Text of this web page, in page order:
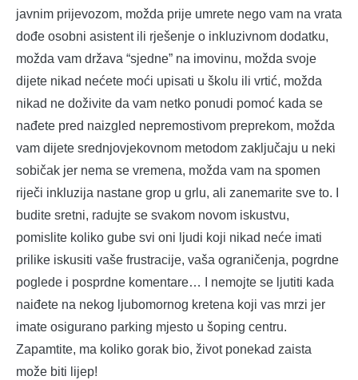
javnim prijevozom, možda prije umrete nego vam na vrata
dođe osobni asistent ili rješenje o inkluzivnom dodatku,
možda vam država “sjedne” na imovinu, možda svoje
dijete nikad nećete moći upisati u školu ili vrtić, možda
nikad ne doživite da vam netko ponudi pomoć kada se
nađete pred naizgled nepremostivom preprekom, možda
vam dijete srednjovjekovnom metodom zaključaju u neki
sobičak jer nema se vremena, možda vam na spomen
riječi inkluzija nastane grop u grlu, ali zanemarite sve to. I
budite sretni, radujte se svakom novom iskustvu,
pomislite koliko gube svi oni ljudi koji nikad neće imati
prilike iskusiti vaše frustracije, vaša ograničenja, pogrdne
poglede i posprdne komentare… I nemojte se ljutiti kada
naiđete na nekog ljubomornog kretena koji vas mrzi jer
imate osigurano parking mjesto u šoping centru.
Zapamtite, ma koliko gorak bio, život ponekad zaista
može biti lijep!